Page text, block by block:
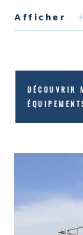
En chiffres:
Afficher
DÉCOUVRIR